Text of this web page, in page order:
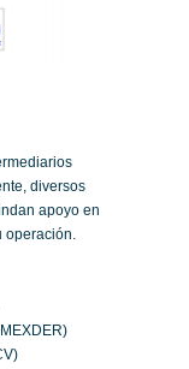
diversos
apoyo en
operación.